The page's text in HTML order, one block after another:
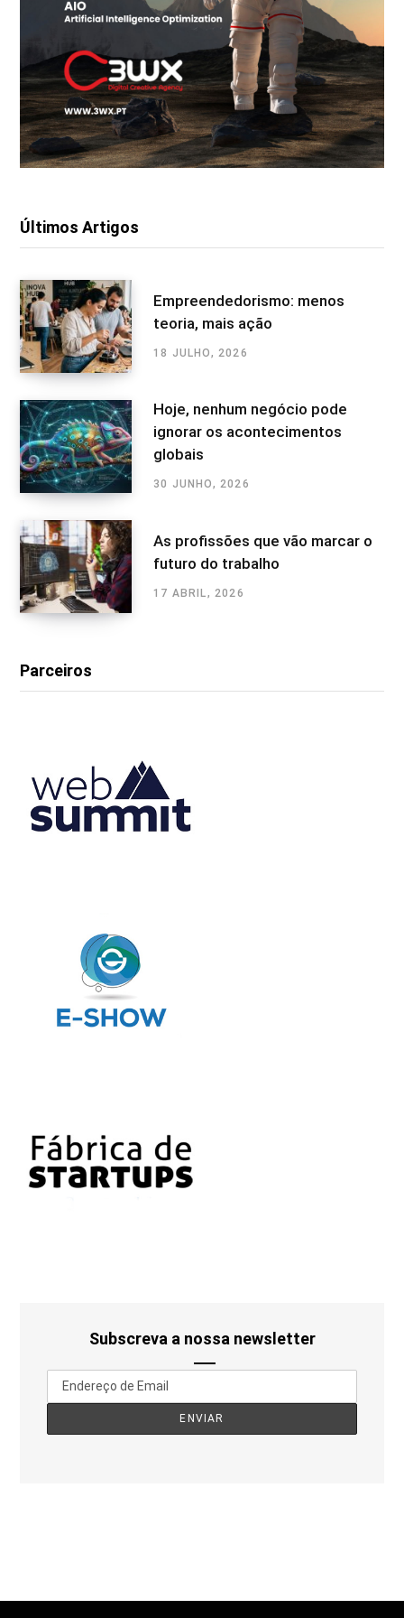
Últimos Artigos
Empreendedorismo: menos
teoria, mais ação
18 JULHO, 2026
Hoje, nenhum negócio pode
ignorar os acontecimentos
globais
30 JUNHO, 2026
As profissões que vão marcar o
futuro do trabalho
17 ABRIL, 2026
Parceiros
Subscreva a nossa newsletter